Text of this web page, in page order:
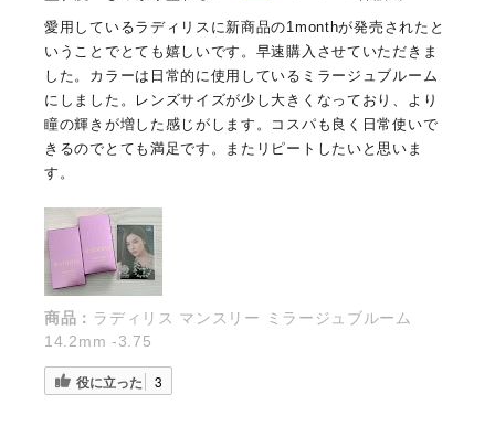
愛用しているラディリスに新商品の1monthが発売されたと
いうことでとても嬉しいです。早速購入させていただきま
した。カラーは日常的に使用しているミラージュブルーム
にしました。レンズサイズが少し大きくなっており、より
瞳の輝きが増した感じがします。コスパも良く日常使いで
きるのでとても満足です。またリピートしたいと思いま
す。
商品： ラディリス マンスリー ミラージュブルーム
14.2mm -3.75
役に立った 3